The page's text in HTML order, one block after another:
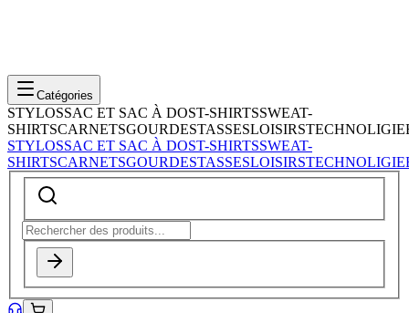
Catégories
STYLOSSAC ET SAC À DOST-SHIRTSSWEAT-
SHIRTSCARNETSGOURDESTASSESLOISIRSTECHNOLIGIE
STYLOSSAC ET SAC À DOST-SHIRTSSWEAT-
SHIRTSCARNETSGOURDESTASSESLOISIRSTECHNOLIGIE